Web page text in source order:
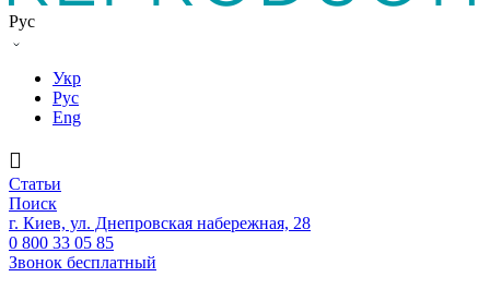
Рус
Укр
Рус
Eng
Статьи
Поиск
г. Киев, ул. Днепровская набережная, 28
0 800 33 05 85
Звонок бесплатный